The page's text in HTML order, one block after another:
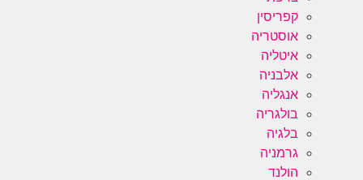
קפריסין
אוסטריה
איטליה
אלבניה
אנגליה
בולגריה
בלגיה
גרמניה
הולנד